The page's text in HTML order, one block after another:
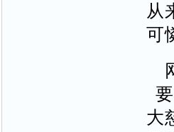
从
可
大